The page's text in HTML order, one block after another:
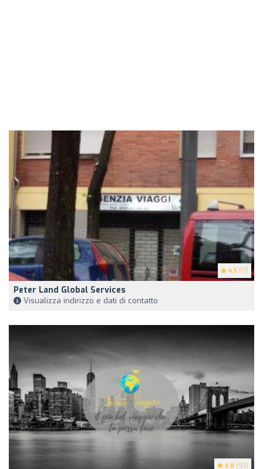
4.5 (11)
Peter Land Global Services
Visualizza indirizzo e dati di contatto
4.8 (93)